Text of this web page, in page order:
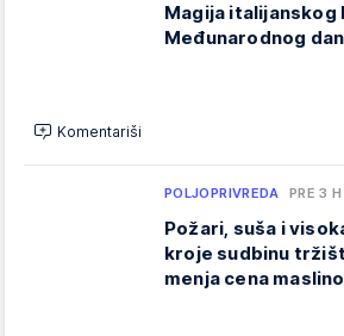
Magija italijanskog
Međunarodnog
Komentariši
POLJOPRIVREDA PRE 3 H
Požari, suša i
kroje sudbinu
menja cena